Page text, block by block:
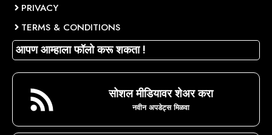
PRIVACY
TERMS & CONDITIONS
आपण आम्हाला फॉलो करू शकता !
सोशल मीडियावर शेअर करा
नवीन अपडेट्स मिळवा